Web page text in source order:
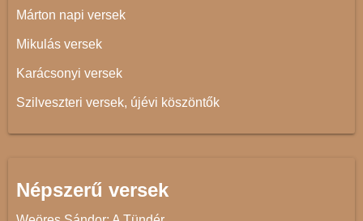
Márton napi versek
Mikulás versek
Karácsonyi versek
Szilveszteri versek, újévi köszöntők
Népszerű versek